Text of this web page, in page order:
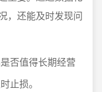
，还能及时发现问
否值得长期经营
止损。